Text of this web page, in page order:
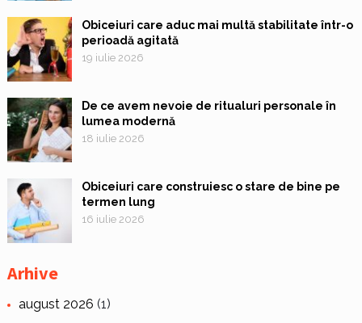
Obiceiuri care aduc mai multă stabilitate într-o
perioadă agitată
19 iulie 2026
De ce avem nevoie de ritualuri personale în
lumea modernă
18 iulie 2026
Obiceiuri care construiesc o stare de bine pe
termen lung
16 iulie 2026
Arhive
august 2026 (1)